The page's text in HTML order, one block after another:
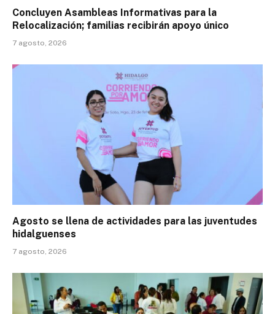
Concluyen Asambleas Informativas para la
Relocalización; familias recibirán apoyo único
7 agosto, 2026
Agosto se llena de actividades para las juventudes
hidalguenses
7 agosto, 2026